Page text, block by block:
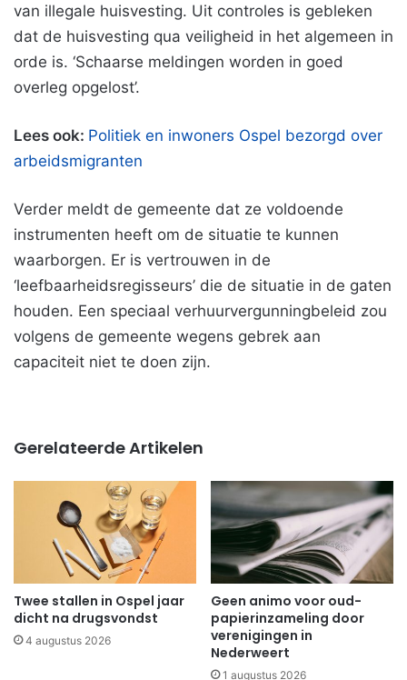
van illegale huisvesting. Uit controles is gebleken
dat de huisvesting qua veiligheid in het algemeen in
orde is. ‘Schaarse meldingen worden in goed
overleg opgelost’.
Lees ook: Politiek en inwoners Ospel bezorgd over
arbeidsmigranten
Verder meldt de gemeente dat ze voldoende
instrumenten heeft om de situatie te kunnen
waarborgen. Er is vertrouwen in de
‘leefbaarheidsregisseurs’ die de situatie in de gaten
houden. Een speciaal verhuurvergunningbeleid zou
volgens de gemeente wegens gebrek aan
capaciteit niet te doen zijn.
Gerelateerde Artikelen
Twee stallen in Ospel jaar
dicht na drugsvondst
4 augustus 2026
Geen animo voor oud-
papierinzameling door
verenigingen in
Nederweert
1 augustus 2026